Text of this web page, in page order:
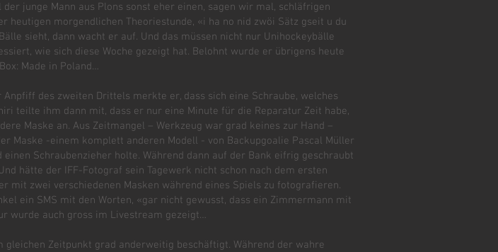
junge Mann aus Plons sonst eher einen, sagen wir mal, schläfrigen
heutigen morgendlichen Theoriestunde, «i ha no nid zwöi Sätz gseit u du
sieht, dann wacht er auf. Und das müssen nicht nur Unihockeybälle
wie sich diese Woche gezeigt hat. Belohnt wurde er übrigens heute
Made in Poland…
des zweiten Drittels merkte er, dass sich eine Schraube, welches
teilte ihm dann mit, dass er nur eine Minute für die Reparatur Zeit habe,
Maske an. Aus Zeitmangel – Werkzeug war grad keines zur Hand –
Maske -einem komplett anderen Modell - von Backupgoalie Pascal Müller
Schraubenzieher holte. Während dann auf der Bank eifrig geschraubt
hätte der IFF-Fotograf sein Tagewerk nicht schon nach dem ersten
mit zwei verschiedenen Masken während eines Spiels zu fotografieren.
ein SMS mit den Worten, «gar nicht gewusst, dass ein Zimmermann mit
wurde auch gross im Livestream gezeigt…
Zeitpunkt grad anderweitig beschäftigt. Während der wahre